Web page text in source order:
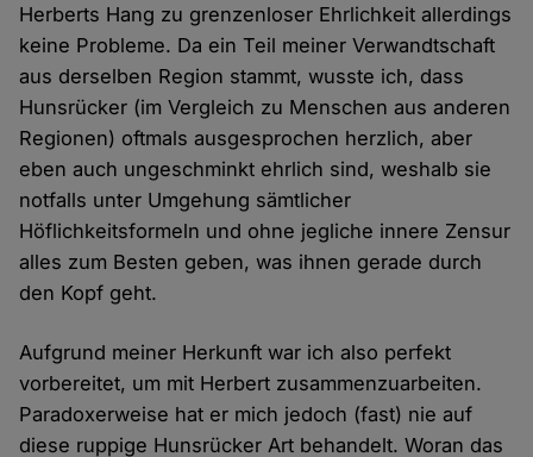
Herberts Hang zu grenzenloser Ehrlichkeit allerdings
keine Probleme. Da ein Teil meiner Verwandtschaft
aus derselben Region stammt, wusste ich, dass
Hunsrücker (im Vergleich zu Menschen aus anderen
Regionen) oftmals ausgesprochen herzlich, aber
eben auch ungeschminkt ehrlich sind, weshalb sie
notfalls unter Umgehung sämtlicher
Höflichkeitsformeln und ohne jegliche innere Zensur
alles zum Besten geben, was ihnen gerade durch
den Kopf geht.
Aufgrund meiner Herkunft war ich also perfekt
vorbereitet, um mit Herbert zusammenzuarbeiten.
Paradoxerweise hat er mich jedoch (fast) nie auf
diese ruppige Hunsrücker Art behandelt. Woran das